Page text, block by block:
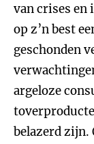
van crises en
op z’n best
geschonden
argeloze
belazerd zijn.